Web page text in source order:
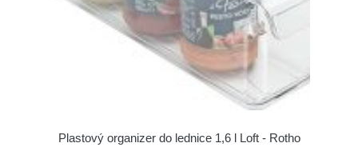
Plastový organizer do lednice 1,6 l Loft - Rotho